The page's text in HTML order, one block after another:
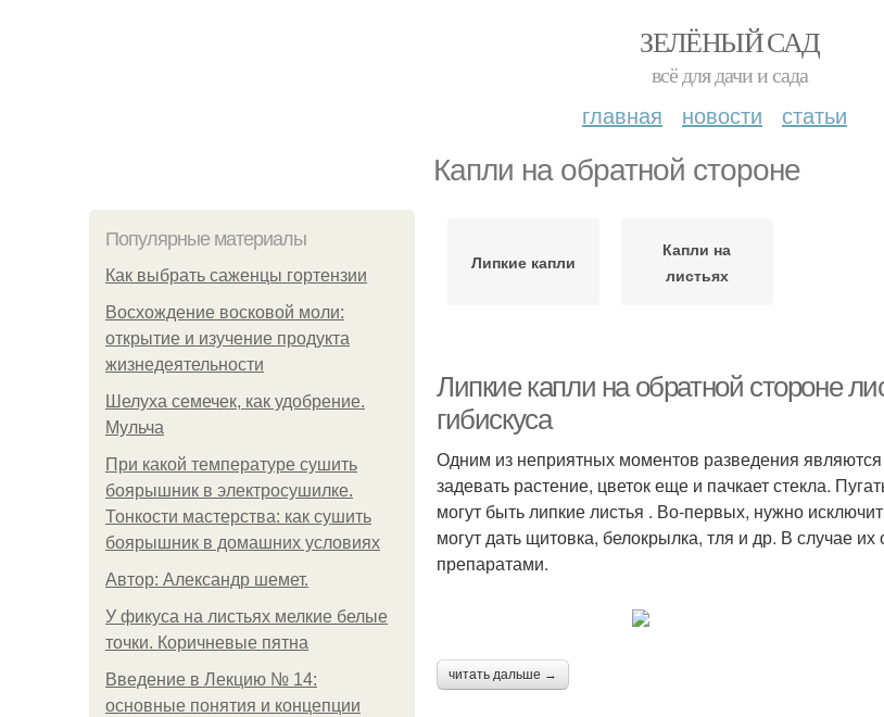
ЗЕЛЁНЫЙ САД
всё для дачи и сада
главная новости статьи
Капли на обратной стороне
Популярные материалы
Как выбрать саженцы гортензии
Восхождение восковой моли:
открытие и изучение продукта
жизнедеятельности
Шелуха семечек, как удобрение.
Мульча
При какой температуре сушить
боярышник в электросушилке.
Тонкости мастерства: как сушить
боярышник в домашних условиях
Автор: Александр шемет.
У фикуса на листьях мелкие белые
точки. Коричневые пятна
Введение в Лекцию № 14:
основные понятия и концепции
Липкие капли
Капли на
листьях
Липкие капли на обратной стороне
гибискуса
Одним из неприятных моментов разведения являются
задевать растение, цветок еще и пачкает стекла.
могут быть липкие листья . Во-первых, нужно
могут дать щитовка, белокрылка, тля и др. В случае
препаратами.
читать дальше →